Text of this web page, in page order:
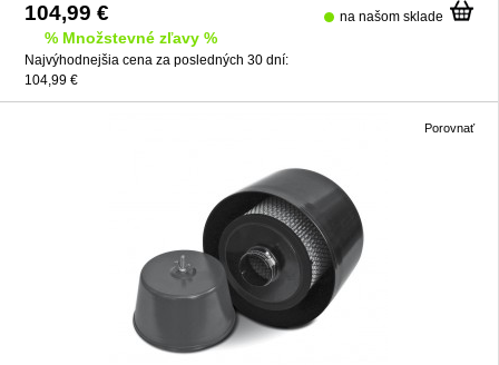
104,99 € na našom sklade
% Množstevné zľavy %
Najvýhodnejšia cena za posledných 30 dní:
104,99 €
Porovnať